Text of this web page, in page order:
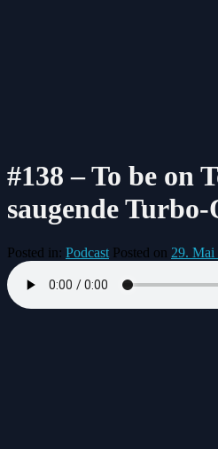
#138 – To be on
saugende
Posted in: Podcast Posted on 29. Mai